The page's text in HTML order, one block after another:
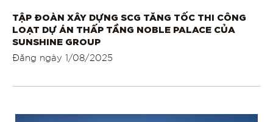
TẬP ĐOÀN XÂY DỰNG SCG TĂNG TỐC THI CÔNG
LOẠT DỰ ÁN THẤP TẦNG NOBLE PALACE CỦA
SUNSHINE GROUP
Đăng ngày 1/08/2025